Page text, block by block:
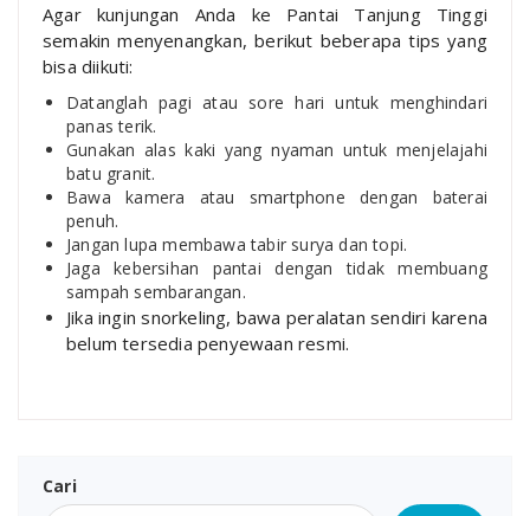
Agar kunjungan Anda ke Pantai Tanjung Tinggi
semakin menyenangkan, berikut beberapa tips yang
bisa diikuti:
Datanglah pagi atau sore hari untuk menghindari
panas terik.
Gunakan alas kaki yang nyaman untuk menjelajahi
batu granit.
Bawa kamera atau smartphone dengan baterai
penuh.
Jangan lupa membawa tabir surya dan topi.
Jaga kebersihan pantai dengan tidak membuang
sampah sembarangan.
Jika ingin snorkeling, bawa peralatan sendiri karena
belum tersedia penyewaan resmi.
Cari